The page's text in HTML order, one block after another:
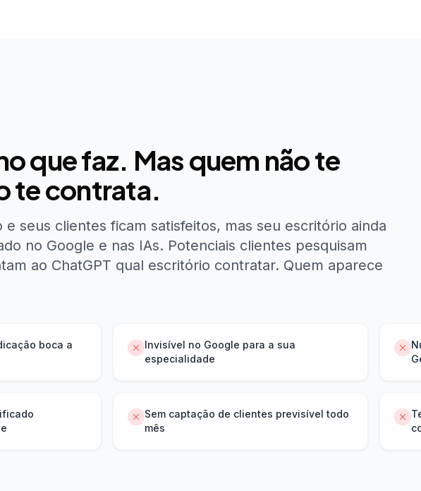
que faz. Mas quem não te
te contrata.
seus clientes ficam satisfeitos, mas seu escritório ainda
no Google e nas IAs. Potenciais clientes pesquisam
ao ChatGPT qual escritório contratar. Quem aparece
boca a
Invisível no Google para a sua
especialidade
Sem captação de clientes previsível todo
mês